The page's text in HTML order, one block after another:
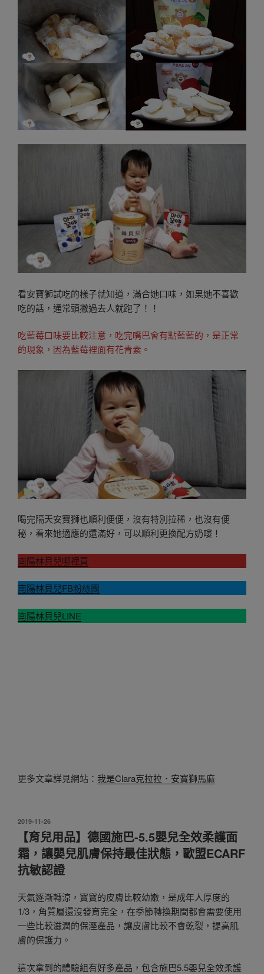
看安寶獅試吃的樣子就知道，滿合她口味，如果她不喜歡
吃的話，通常頭撇過去人就跑了！！
吃藍莓口味要比較注意，吃完嘴巴會有點藍藍的，是正常
的現象，因為藍莓裡面有花青素。
喝完隔天安寶獅也順利便便，沒有特別拉稀，也沒有便
秘，看來她適應的還滿好，可以順利更換配方奶嘍！
南陽林貝兒哪裡買
南陽林貝兒FB粉絲團
南陽林貝兒LINE
更多文章詳見網站： 我是Clara克拉拉．安寶獅馬麻
發
2019-11-26
【育兒用品】德國施巴-5.5嬰兒全效柔護面
霜，讓嬰兒肌膚保持最佳狀態，歐盟ECARF
抗敏認證
天氣逐漸轉涼，寶寶的皮膚比較幼嫩，是成年人厚度的
1/3，角質層還沒發育完全，在季節轉換期間都會需要使用
一些比較滋潤的保溼產品，讓皮膚比較不會乾裂，提高肌
膚的保護力。
這次拿到的體驗組有好多產品，包含施巴5.5嬰兒全效柔護